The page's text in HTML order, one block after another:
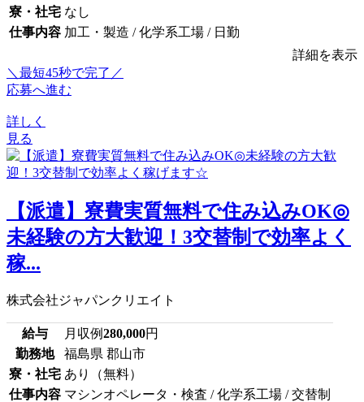
寮・社宅 なし
仕事内容 加工・製造 / 化学系工場 / 日勤
詳細を表示
＼最短45秒で完了／
応募へ進む
詳しく
見る
【派遣】寮費実質無料で住み込みOK◎
未経験の方大歓迎！3交替制で効率よく
稼...
株式会社ジャパンクリエイト
給与 月収例280,000円
勤務地
福島県 郡山市
寮・社宅 あり（無料）
仕事内容 マシンオペレータ・検査 / 化学系工場 / 交替制